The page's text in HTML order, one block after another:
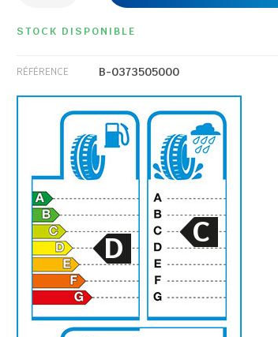
STOCK DISPONIBLE
RÉFÉRENCE B-0373505000
D C